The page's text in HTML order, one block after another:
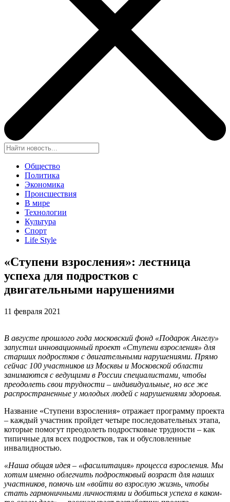
Общество
Политика
Экономика
Происшествия
В мире
Технологии
Культура
Спорт
Life Style
«Ступени взросления»: лестница
успеха для подростков с
двигательными нарушениями
11 февраля 2021
В августе прошлого года московский фонд «Подарок Ангелу»
запустил инновационный проект «Ступени взросления» для
старших подростков с двигательными нарушениями. Прямо
сейчас 100 участников из Москвы и Московской области
занимаются с ведущими в России специалистами, чтобы
преодолеть свои трудности – индивидуальные, но все же
распространенные у молодых людей с нарушениями здоровья.
Название «Ступени взросления» отражает программу проекта
– каждый участник пройдет четыре последовательных этапа,
которые помогут преодолеть подростковые трудности – как
типичные для всех подростков, так и обусловленные
инвалидностью.
«Наша общая идея – «фасилитация» процесса взросления. Мы
хотим именно облегчить подростковый возраст для наших
участников, помочь им «войти во взрослую жизнь, чтобы
стать гармоничными личностями и добиться успеха в каком-